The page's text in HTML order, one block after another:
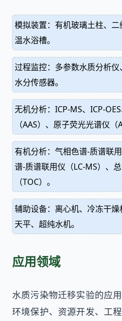
模拟装置：有机玻璃土柱、
温水浴槽。
过程监控：多参数水质分析
水分传感器。
无机分析：ICP-MS、ICP-
（AAS）、原子荧光光谱仪（
有机分析：气相色谱-质谱联
谱-质谱联用仪（LC-MS）、
（TOC）。
辅助设备：离心机、冷冻干
天平、超纯水机。
应用领域
水质污染物迁移实验的应
环境保护、资源开发、工